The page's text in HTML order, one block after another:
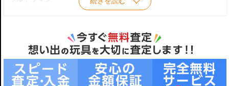
メフィラス星人
ザラブ星人
ダダ
ゼットン
・怪獣ソフビ など
新世紀エヴァンゲリオン
魔法少女まどか☆マギカ
DRAGONBALL Z
北斗の拳
クローズ WORST